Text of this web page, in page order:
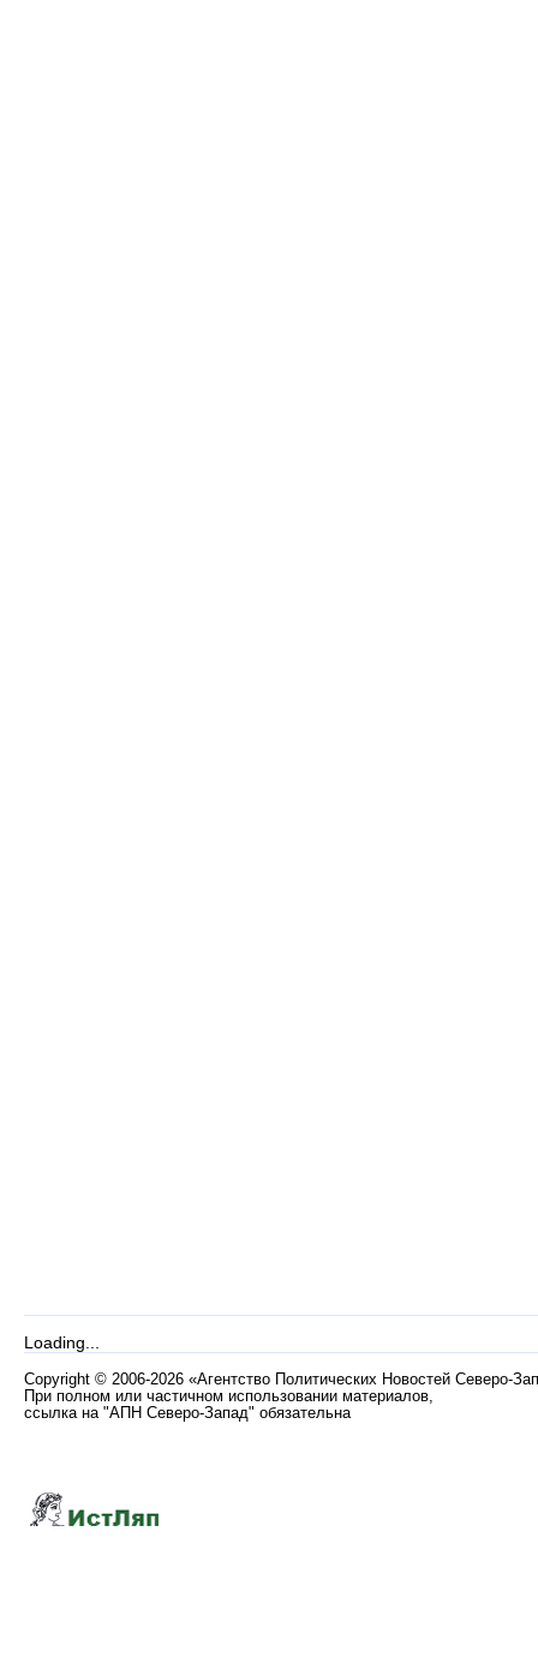
Loading...
Copyright © 2006-2026 «Агентство Политических Новостей Северо-
При полном или частичном использовании материалов,
ссылка на "АПН Северо-Запад" обязательна